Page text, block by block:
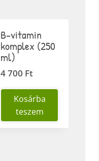
B-vitamin
komplex (250
ml)
4 700 Ft
Kosárba
teszem